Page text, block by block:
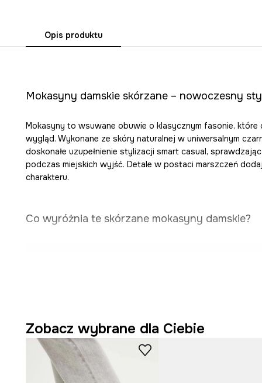
Opis produktu
Mokasyny damskie skórzane – nowoczesny
Mokasyny to wsuwane obuwie o klasycznym fasonie,
wygląd. Wykonane ze skóry naturalnej w uniwersalnym
doskonałe uzupełnienie stylizacji smart casual,
podczas miejskich wyjść. Detale w postaci marszczeń
charakteru.
Co wyróżnia te skórzane mokasyny damskie?
Wnętrze ze skóry naturalnej
wspomaga komfort
stopy.
Zobacz wybrane dla Ciebie